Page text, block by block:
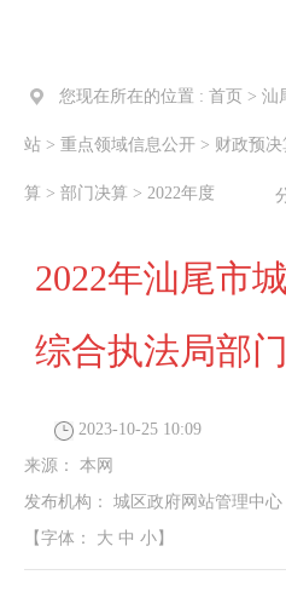
您现在所在的位置 : 首页 > 汕
站 > 重点领域信息公开 > 财政预
算 > 部门决算 > 2022年度
2022年汕尾市
综合执法局部
2023-10-25 10:09
来源： 本网
发布机构： 城区政府网站管理中心
【字体： 大 中 小 】